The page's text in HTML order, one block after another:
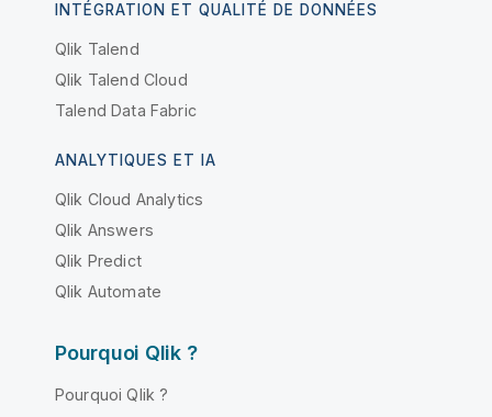
INTÉGRATION ET QUALITÉ DE DONNÉES
Qlik Talend
Qlik Talend Cloud
Talend Data Fabric
ANALYTIQUES ET IA
Qlik Cloud Analytics
Qlik Answers
Qlik Predict
Qlik Automate
Pourquoi Qlik ?
Pourquoi Qlik ?